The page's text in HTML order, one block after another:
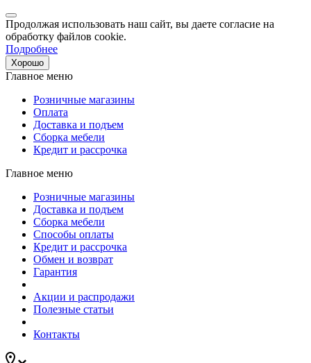
Продолжая использовать наш сайт, вы даете согласие на
обработку файлов cookie.
Подробнее
Хорошо
Главное меню
Розничные магазины
Оплата
Доставка и подъем
Сборка мебели
Кредит и рассрочка
Главное меню
Розничные магазины
Доставка и подъем
Сборка мебели
Способы оплаты
Кредит и рассрочка
Обмен и возврат
Гарантия
Акции и распродажи
Полезные статьи
Контакты